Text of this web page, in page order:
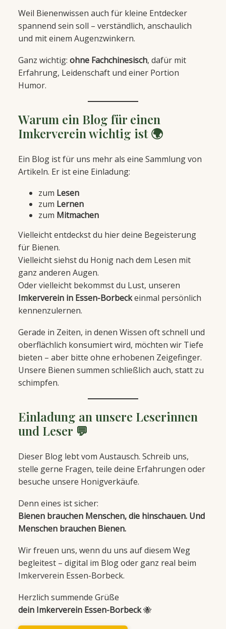
Weil Bienenwissen auch für kleine Entdecker
spannend sein soll – verständlich, anschaulich
und mit einem Augenzwinkern.
Ganz wichtig: ohne Fachchinesisch, dafür mit
Erfahrung, Leidenschaft und einer Portion
Humor.
Warum ein Blog für einen
Imkerverein wichtig ist 🌍
Ein Blog ist für uns mehr als eine Sammlung von
Artikeln. Er ist eine Einladung:
zum Lesen
zum Lernen
zum Mitmachen
Vielleicht entdeckst du hier deine Begeisterung
für Bienen.
Vielleicht siehst du Honig nach dem Lesen mit
ganz anderen Augen.
Oder vielleicht bekommst du Lust, unseren
Imkerverein in Essen-Borbeckeinmal persönlich
kennenzulernen.
Gerade in Zeiten, in denen Wissen oft schnell und
oberflächlich konsumiert wird, möchten wir Tiefe
bieten – aber bitte ohne erhobenen Zeigefinger.
Unsere Bienen summen schließlich auch, statt zu
schimpfen.
Einladung an unsere Leserinnen
und Leser 💬
Dieser Blog lebt vom Austausch. Schreib uns,
stelle gerne Fragen, teile deine Erfahrungen oder
besuche unsere Honigverkäufe.
Denn eines ist sicher:
Bienen brauchen Menschen, die hinschauen. Und
Menschen brauchen Bienen.
Wir freuen uns, wenn du uns auf diesem Weg
begleitest – digital im Blog oder ganz real beim
Imkerverein Essen-Borbeck.
Herzlich summende Grüße
dein Imkerverein Essen-Borbeck🐝